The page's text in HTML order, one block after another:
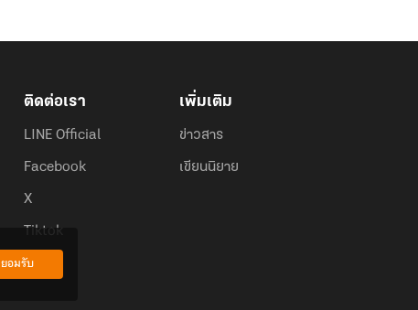
ติดต่อเรา
LINE Official
Facebook
X
Tiktok
เพิ่มเติม
ข่าวสาร
เขียนนิยาย
ยอมรับ